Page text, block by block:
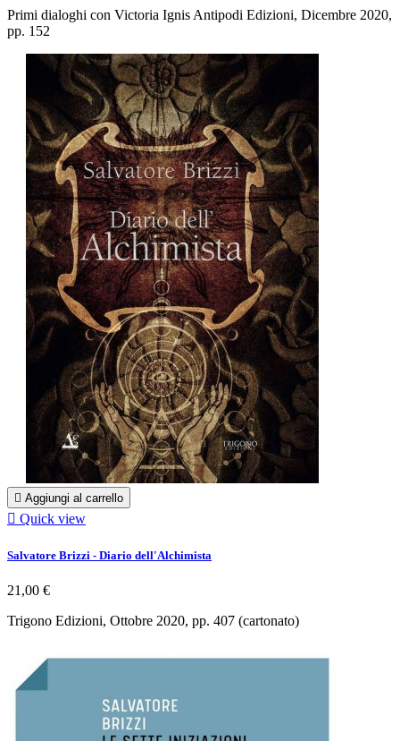
Primi dialoghi con Victoria Ignis Antipodi Edizioni, Dicembre 2020,
pp. 152
 Aggiungi al carrello
 Quick view
Salvatore Brizzi - Diario dell'Alchimista
21,00 €
Trigono Edizioni, Ottobre 2020, pp. 407 (cartonato)